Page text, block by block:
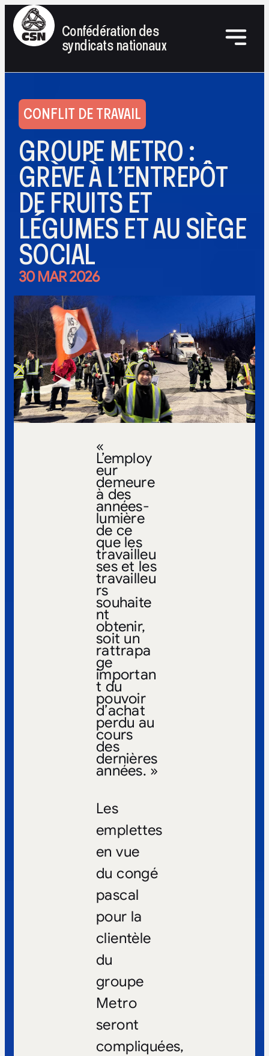
Confédération des
syndicats nationaux
CONFLIT DE TRAVAIL
GROUPE METRO :
GRÈVE À L’ENTREPÔT
DE FRUITS ET
LÉGUMES ET AU SIÈGE
SOCIAL
30 MAR 2026
«
L’employ
eur
demeure
à des
années-
lumière
de ce
que les
travailleu
ses et les
travailleu
rs
souhaite
nt
obtenir,
soit un
rattrapa
ge
importan
t du
pouvoir
d’achat
perdu au
cours
des
dernières
années. »
Les
emplettes
en vue
du congé
pascal
pour la
clientèle
du
groupe
Metro
seront
compliquées,